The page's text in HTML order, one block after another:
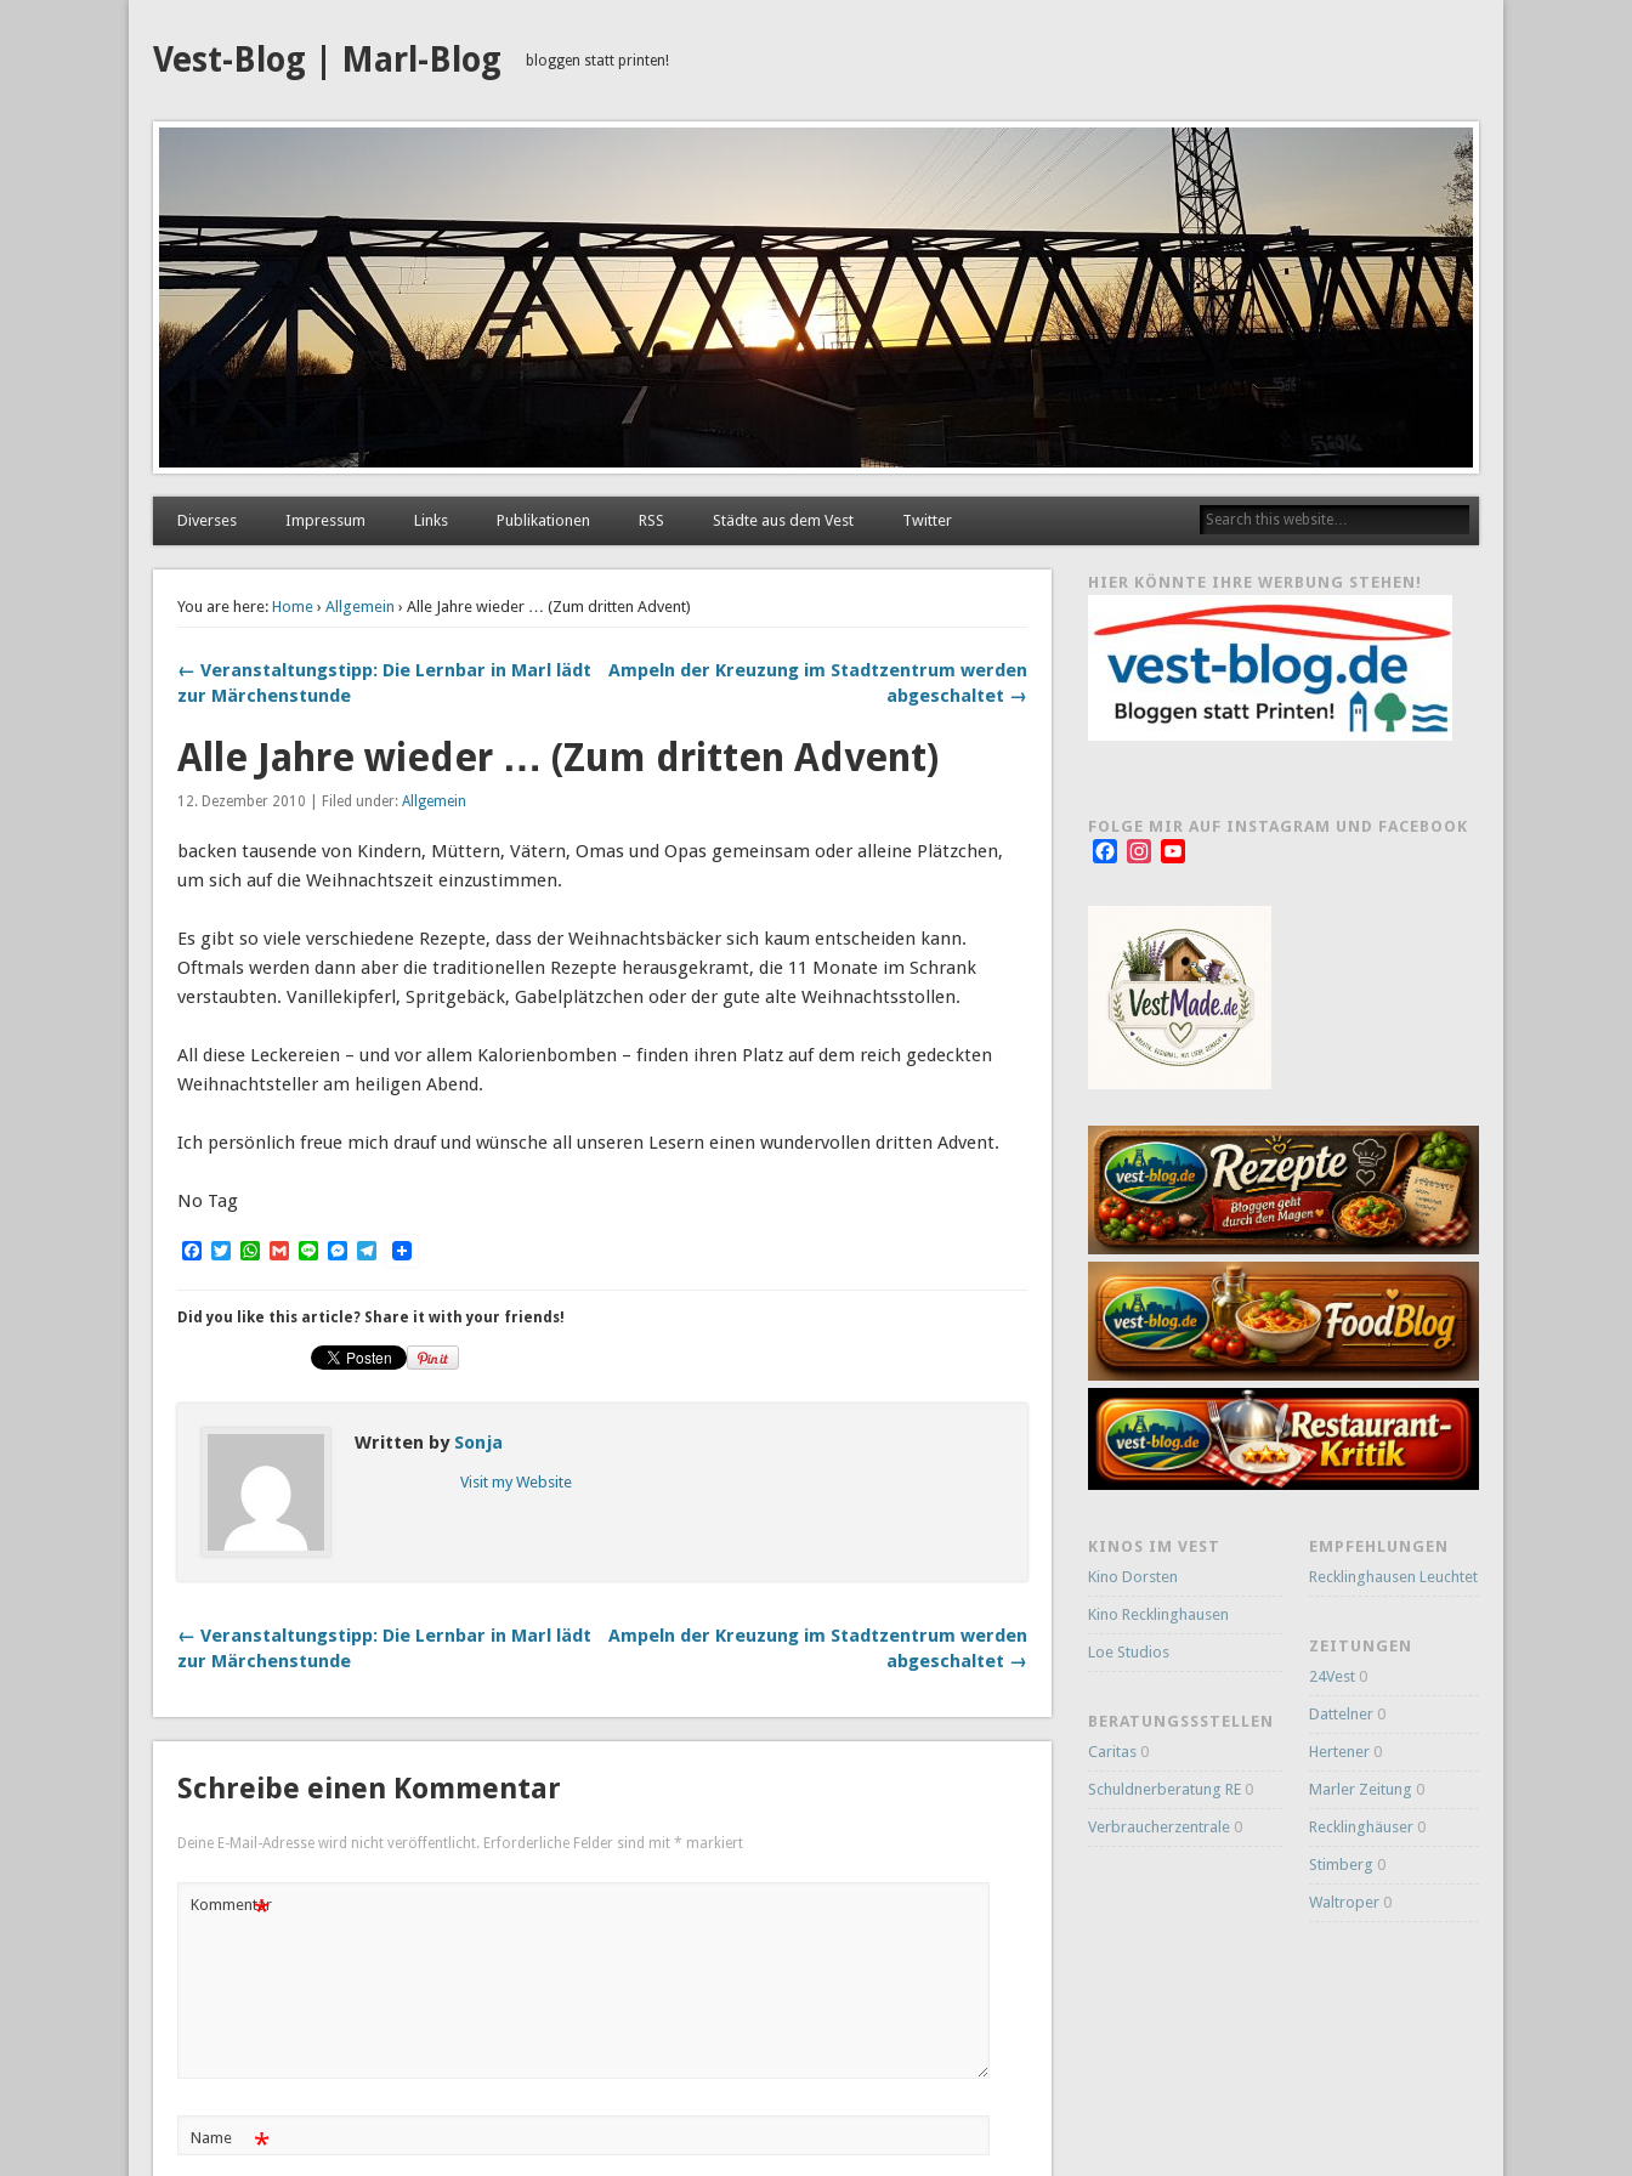
Vest-Blog | Marl-Blog bloggen statt printen!
Diverses Impressum Links Publikationen RSS Städte aus dem Vest Twitter
You are here: Home› Allgemein › Alle Jahre wieder … (Zum dritten Advent)
← Veranstaltungstipp: Die Lernbar in Marl lädt
zur Märchenstunde
Ampeln der Kreuzung im Stadtzentrum werden
abgeschaltet →
Alle Jahre wieder … (Zum dritten Advent)
12. Dezember 2010 | Filed under: Allgemein
backen tausende von Kindern, Müttern, Vätern, Omas und Opas gemeinsam oder alleine Plätzchen,
um sich auf die Weihnachtszeit einzustimmen.
Es gibt so viele verschiedene Rezepte, dass der Weihnachtsbäcker sich kaum entscheiden kann.
Oftmals werden dann aber die traditionellen Rezepte herausgekramt, die 11 Monate im Schrank
verstaubten. Vanillekipferl, Spritgebäck, Gabelplätzchen oder der gute alte Weihnachtsstollen.
All diese Leckereien – und vor allem Kalorienbomben – finden ihren Platz auf dem reich gedeckten
Weihnachtsteller am heiligen Abend.
Ich persönlich freue mich drauf und wünsche all unseren Lesern einen wundervollen dritten Advent.
No Tag
Facebook
TwitterWhatsApp
Gmail
LineMessenger
Telegram
Did you like this article? Share it with your friends!
Written by Sonja
Visit my Website
← Veranstaltungstipp: Die Lernbar in Marl lädt
zur Märchenstunde
Ampeln der Kreuzung im Stadtzentrum werden
abgeschaltet →
Schreibe einen Kommentar
Deine E-Mail-Adresse wird nicht veröffentlicht. Erforderliche Felder sind mit * markiert
Kommentar
*
Name *
HIER KÖNNTE IHRE WERBUNG STEHEN!
FOLGE MIR AUF INSTAGRAM UND FACEBOOK
FacebookInstagram
KINOS IM VEST
Kino Dorsten
Kino Recklinghausen
Loe Studios
BERATUNGSSSTELLEN
Caritas 0
Schuldnerberatung RE 0
Verbraucherzentrale 0
EMPFEHLUNGEN
Recklinghausen Leuchtet
ZEITUNGEN
24Vest 0
Dattelner 0
Hertener 0
Marler Zeitung 0
Recklinghäuser 0
Stimberg 0
Waltroper 0